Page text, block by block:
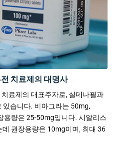
치료제의 대명사
료제의 대표주자로, 실데나필과
있습니다. 비아그라는 50mg,
용량은 25-50mg입니다. 시알리스
권장용량은 10mg이며, 최대 36